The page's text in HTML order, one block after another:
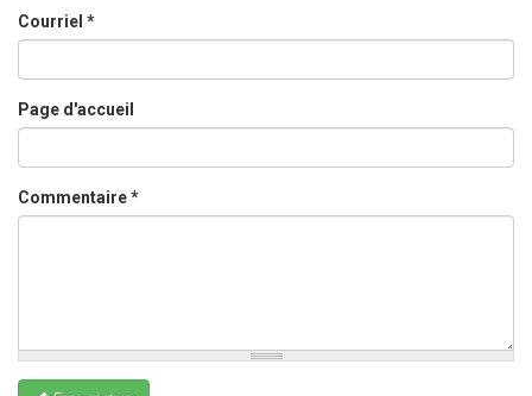
Courriel *
Page d'accueil
Commentaire*